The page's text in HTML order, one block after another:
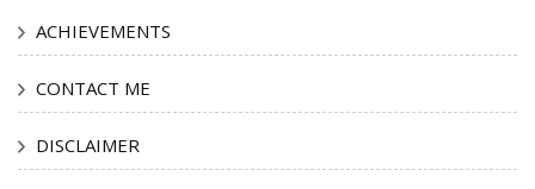
ACHIEVEMENTS
CONTACT ME
DISCLAIMER